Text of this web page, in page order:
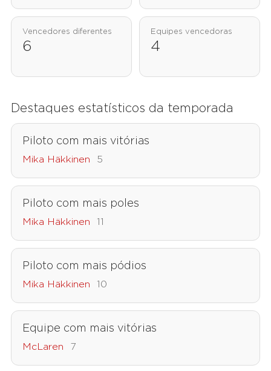
Vencedores diferentes
6
Equipes vencedoras
4
Destaques estatísticos da temporada
Piloto com mais vitórias
Mika Häkkinen 5
Piloto com mais poles
Mika Häkkinen 11
Piloto com mais pódios
Mika Häkkinen 10
Equipe com mais vitórias
McLaren 7